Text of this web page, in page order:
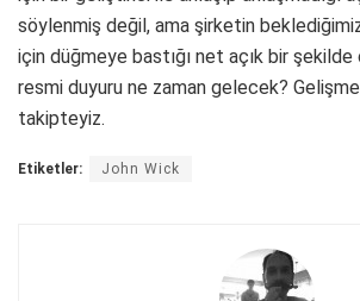
söylenmiş değil, ama şirketin
için düğmeye bastığı net açık bir şekilde
resmi duyuru ne zaman gelecek?
takipteyiz.
Etiketler: John Wick